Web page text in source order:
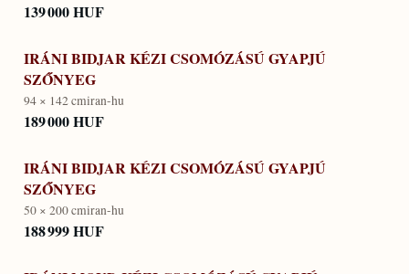
139 000 HUF
IRÁNI BIDJAR KÉZI CSOMÓZÁSÚ GYAPJÚ
SZŐNYEG
94 × 142 cmiran-hu
189 000 HUF
IRÁNI BIDJAR KÉZI CSOMÓZÁSÚ GYAPJÚ
SZŐNYEG
50 × 200 cmiran-hu
188 999 HUF